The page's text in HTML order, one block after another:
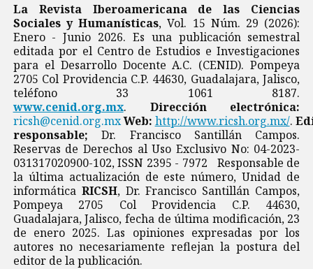
La Revista Iberoamericana de las Ciencias
Sociales y Humanísticas, Vol. 15 Núm. 29 (2026):
Enero - Junio 2026. Es una publicación semestral
editada por el Centro de Estudios e Investigaciones
para el Desarrollo Docente A.C. (CENID). Pompeya
2705 Col Providencia C.P. 44630, Guadalajara, Jalisco,
teléfono 33 1061 8187.
www.cenid.org.mx. Dirección electrónica:
ricsh@cenid.org.mxWeb: http://www.ricsh.org.mx/.
responsable; Dr. Francisco Santillán Campos.
Reservas de Derechos al Uso Exclusivo No: 04-2023-
031317020900-102, ISSN 2395 - 7972 Responsable de
la última actualización de este número, Unidad de
informática RICSH, Dr. Francisco Santillán Campos,
Pompeya 2705 Col Providencia C.P. 44630,
Guadalajara, Jalisco, fecha de última modificación, 23
de enero 2025. Las opiniones expresadas por los
autores no necesariamente reflejan la postura del
editor de la publicación.